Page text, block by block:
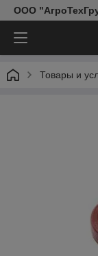
ООО
Товары и